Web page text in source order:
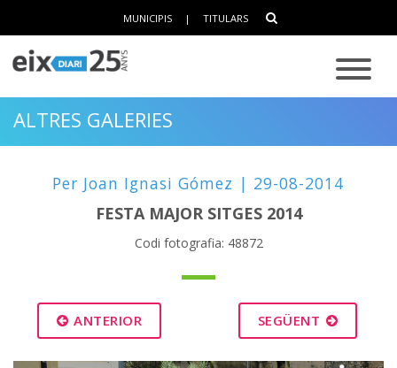
MUNICIPIS | TITULARS
ALTRES GALERIES
Per Joan Ignasi Gómez | 29-08-2014
FESTA MAJOR SITGES 2014
Codi fotografia: 48872
ANTERIOR SEGÜENT